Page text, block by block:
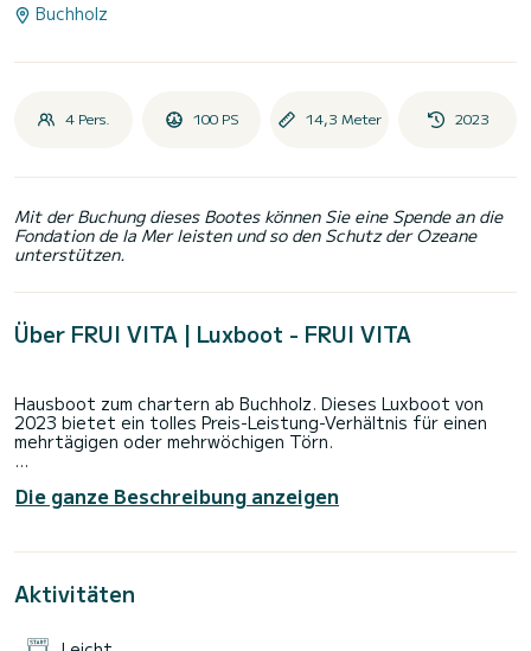
Buchholz
4 Pers. 100 PS 14,3 Meter 2023
Mit der Buchung dieses Bootes können Sie eine Spende an die
Fondation de la Mer leisten und so den Schutz der Ozeane
unterstützen.
Über FRUI VITA | Luxboot - FRUI VITA
Hausboot zum chartern ab Buchholz. Dieses Luxboot von
2023 bietet ein tolles Preis-Leistung-Verhältnis für einen
mehrtägigen oder mehrwöchigen Törn.
seinen 2 Kabinen kann das Schiff bis zu 6 Personen für einen
Luxboot ist ausgestattet mit 1 Toiletten mit Dusche.
Es ist unter anderem mit folgender Ausrüstung
Die ganze Beschreibung anzeigen
Aktivitäten